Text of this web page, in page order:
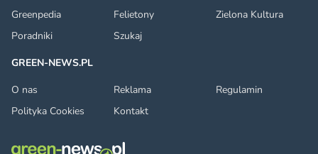
Greenpedia
Felietony
Zielona Kultura
Poradniki
Szukaj
GREEN-NEWS.PL
O nas
Reklama
Regulamin
Polityka Cookies
Kontakt